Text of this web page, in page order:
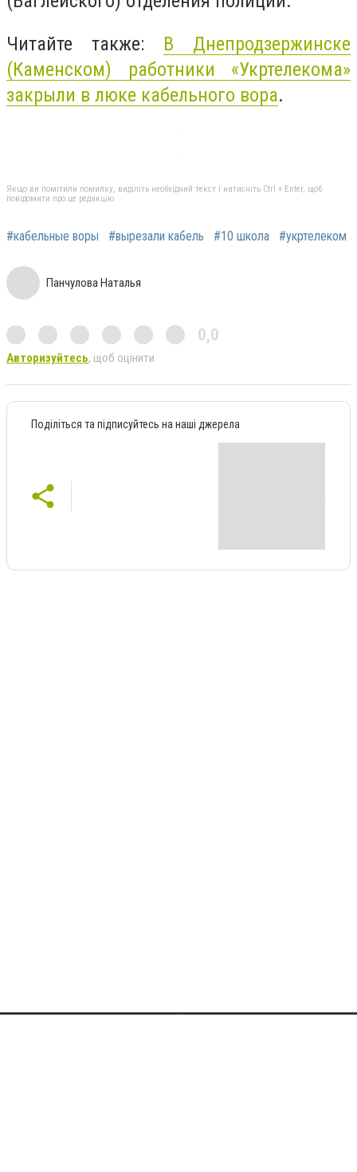
Читайте также: В Днепродзержинске
(Каменском) работники «Укртелекома»
закрыли в люке кабельного вора.
Якщо ви помітили помилку, виділіть необхідний текст і натисніть Ctrl + Enter, щоб
повідомити про це редакцію
#кабельные воры #вырезали кабель #10 школа #укртелеком
Панчулова Наталья
0,0
Авторизуйтесь, щоб оцінити
Поділіться та підписуйтесь на наші джерела